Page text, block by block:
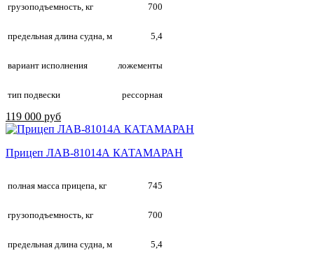
грузоподъемность, кг 700
предельная длина судна, м 5,4
вариант исполнения ложементы
тип подвески рессорная
119 000 руб
Прицеп ЛАВ-81014А КАТАМАРАН
полная масса прицепа, кг 745
грузоподъемность, кг 700
предельная длина судна, м 5,4